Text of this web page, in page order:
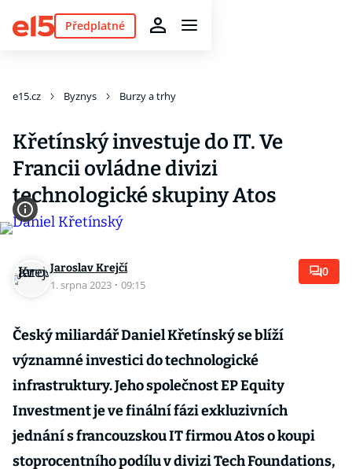
Předplatné
e15.cz Byznys Burzy a trhy
Křetínský investuje do IT. Ve
Francii ovládne divizi
technologické skupiny Atos
Jaroslav Krejčí
1. srpna 2023 · 09:15
0
Český miliardář Daniel Křetínský se blíží
významné investici do technologické
infrastruktury. Jeho společnost EP Equity
Investment je ve finální fázi exkluzivních
jednání s francouzskou IT firmou Atos o koupi
stoprocentního podílu v divizi Tech Foundations,